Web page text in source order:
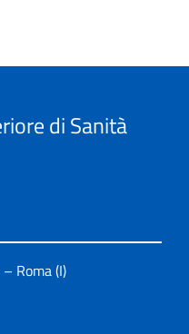
di Sanità
Roma (I)